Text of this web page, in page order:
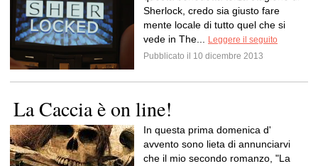
Sherlock, credo sia giusto fare
mente locale di tutto quel che si
vede in The...
Leggere il seguito
Pubblicato il 10 dicembre 2013
La Caccia è on line!
In questa prima domenica d'
avvento sono lieta di annunciarvi
che il mio secondo romanzo, "La